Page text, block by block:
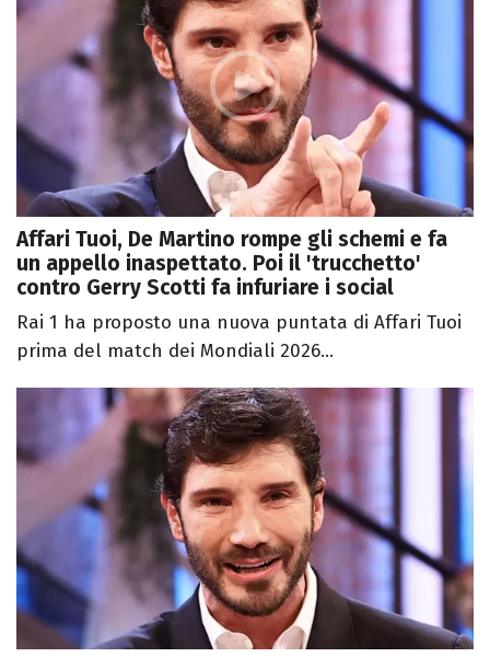
Affari Tuoi, De Martino rompe gli schemi e fa
un appello inaspettato. Poi il 'trucchetto'
contro Gerry Scotti fa infuriare i social
Rai 1 ha proposto una nuova puntata di Affari Tuoi
prima del match dei Mondiali 2026...